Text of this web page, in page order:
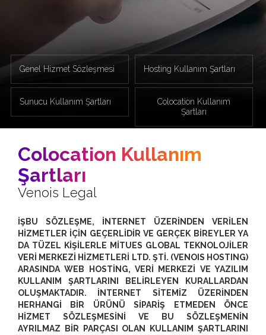
Genel Hizmet Sözleşmesi Hosting Kullanım Şartları
Sunucu Kullanım Şartları
Colocation Kullanım
Şartları
Colocation Kullanım
Şartları
Venois Legal
İŞBU SÖZLEŞME, İNTERNET ÜZERİNDEN VERİLEN
HİZMETLER İÇİN GEÇERLİDİR VE GERÇEK BİREYLER YA
DA TÜZEL KİŞİLERLE MİTUES GLOBAL TEKNOLOJİLER
VERİ MERKEZİ HİZMETLERİ LTD. ŞTİ. (VENOIS HOSTING)
ARASINDA WEB HOSTİNG, VERİ MERKEZİ VE YAZILIM
KULLANIM ŞARTLARINI BELİRLEYEN KURALLARDAN
OLUŞMAKTADIR. İNTERNET SİTEMİZ ÜZERİNDEN
HERHANGİ BİR ÜRÜNÜ SİPARİŞ ETMEDEN ÖNCE
HİZMET SÖZLEŞMESİNİ VE BU SÖZLEŞMENİN
AYRILMAZ BİR PARÇASI OLAN KULLANIM ŞARTLARINI